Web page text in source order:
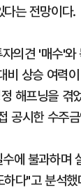
는 전망이다.
자의견 '매수'
비 상승 여력
해프닝을
공시한 수주
에 불과하며
다"고 분석